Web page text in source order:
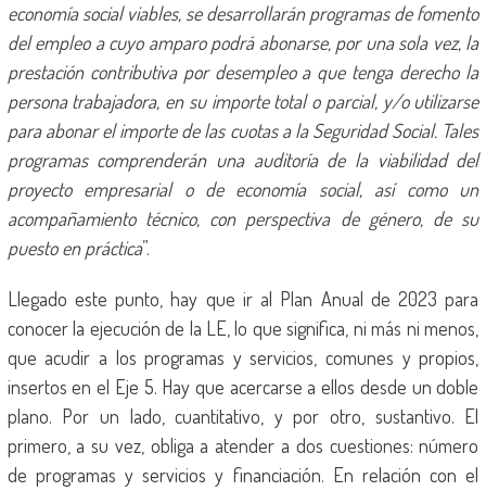
economía social viables, se desarrollarán programas de fomento
del empleo a cuyo amparo podrá abonarse, por una sola vez, la
prestación contributiva por desempleo a que tenga derecho la
persona trabajadora, en su importe total o parcial, y/o utilizarse
para abonar el importe de las cuotas a la Seguridad Social. Tales
programas comprenderán una auditoría de la viabilidad del
proyecto empresarial o de economía social, así como un
acompañamiento técnico, con perspectiva de género, de su
puesto en práctica”.
Llegado este punto, hay que ir al Plan Anual de 2023 para
conocer la ejecución de la LE, lo que significa, ni más ni menos,
que acudir a los programas y servicios, comunes y propios,
insertos en el Eje 5. Hay que acercarse a ellos desde un doble
plano. Por un lado, cuantitativo, y por otro, sustantivo. El
primero, a su vez, obliga a atender a dos cuestiones: número
de programas y servicios y financiación. En relación con el